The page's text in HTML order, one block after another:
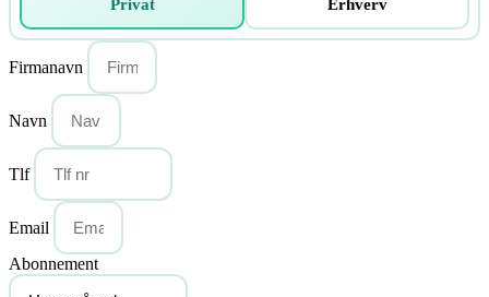
Privat Erhverv
Firmanavn
Navn
Tlf
Email
Abonnement